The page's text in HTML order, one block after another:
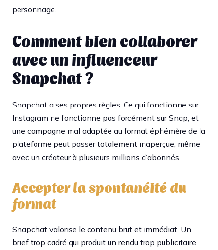
personnage.
Comment bien collaborer
avec un influenceur
Snapchat ?
Snapchat a ses propres règles. Ce qui fonctionne sur
Instagram ne fonctionne pas forcément sur Snap, et
une campagne mal adaptée au format éphémère de la
plateforme peut passer totalement inaperçue, même
avec un créateur à plusieurs millions d’abonnés.
Accepter la spontanéité du
format
Snapchat valorise le contenu brut et immédiat. Un
brief trop cadré qui produit un rendu trop publicitaire